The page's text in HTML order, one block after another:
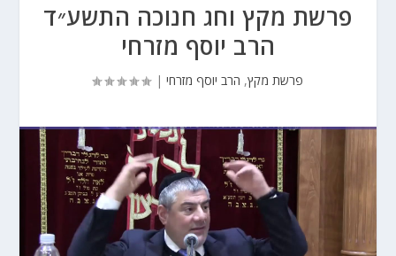
פרשת מקץ וחג חנוכה התשע״ד
הרב יוסף מזרחי
פרשת מקץ, הרב יוסף מזרחי |